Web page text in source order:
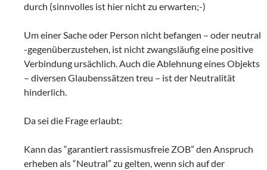
durch (sinnvolles ist hier nicht zu erwarten;-)
Um einer Sache oder Person nicht befangen – oder neutral
-gegenüberzustehen, ist nicht zwangsläufig eine positive
Verbindung ursächlich. Auch die Ablehnung eines Objekts
– diversen Glaubenssätzen treu – ist der Neutralität
hinderlich.
Da sei die Frage erlaubt:
Kann das “garantiert rassismusfreie ZOB” den Anspruch
erheben als “Neutral” zu gelten, wenn sich auf der